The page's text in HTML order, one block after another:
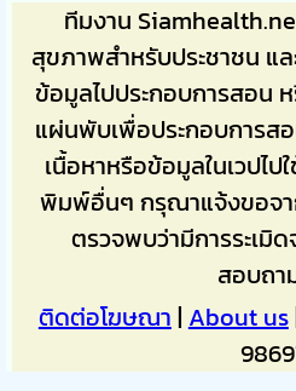
ทีมงาน
สุขภาพสำหรับประชาชน แ
ข้อมูลไปประกอบการสอน
แผ่นพับเพื่อประกอบการส
เนื้อหาหรือข้อมูลในเวปไ
พิมพ์อื่นๆ กรุณาแจ้งขอจ
ตรวจพบว่ามีการระเมิ
สอบถา
ติดต่อโฆษณา | About us